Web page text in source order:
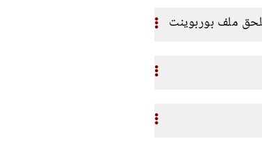
ملف بوربوينت